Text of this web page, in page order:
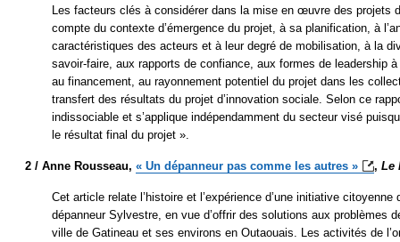
Les facteurs clés à considérer dans la mise en œuvre des projets
compte du contexte d’émergence du projet, à sa planification, à
caractéristiques des acteurs et à leur degré de mobilisation, à la
savoir-faire, aux rapports de confiance, aux formes de leadership
au financement, au rayonnement potentiel du projet dans les
transfert des résultats du projet d’innovation sociale. Selon ce
indissociable et s’applique indépendamment du secteur visé
le résultat final du projet ».
2 / Anne Rousseau, « Un dépanneur pas comme les autres » , Le
Cet article relate l’histoire et l’expérience d’une initiative
dépanneur Sylvestre, en vue d’offrir des solutions aux problèmes
ville de Gatineau et ses environs en Outaouais. Les activités de